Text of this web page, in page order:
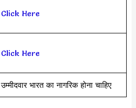
Click Here
Click Here
उम्मीदवार भारत का नागरिक होना चाहिए